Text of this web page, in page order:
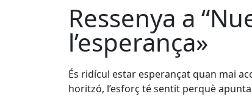
Ressenya a
l’esperança»
És ridícul estar esperançat quan mai
horitzó, l’esforç té sentit perquè